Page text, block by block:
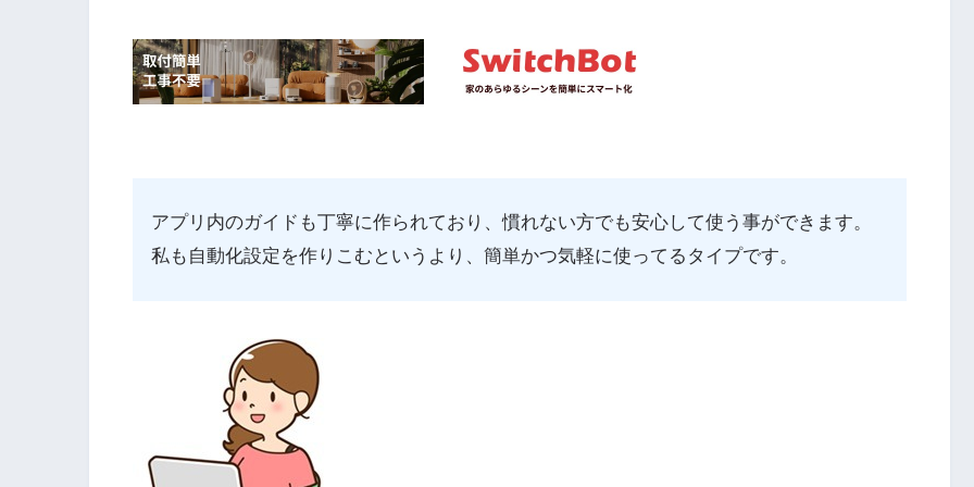
アプリ内のガイドも丁寧に作られており、慣れない方でも安心して使う事ができます。
私も自動化設定を作りこむというより、簡単かつ気軽に使ってるタイプです。